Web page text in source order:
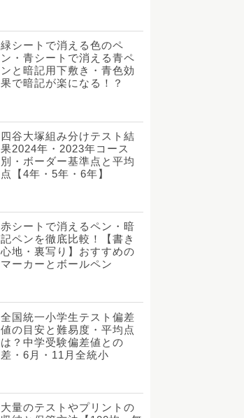
緑シートで消える色のペ
ン・青シートで消える青ペ
ンと暗記用下敷き・青色効
果で暗記が楽になる！？
四谷大塚組み分けテスト結
果2024年・2023年コース
別・ボーダー基準点と平均
点【4年・5年・6年】
赤シートで消えるペン・暗
記ペンを徹底比較！【書き
心地・裏写り】おすすめの
マーカーとボールペン
全国統一小学生テスト偏差
値の目安と難易度・平均点
は？中学受験偏差値との
差・6月・11月全統小
大量のテストやプリントの